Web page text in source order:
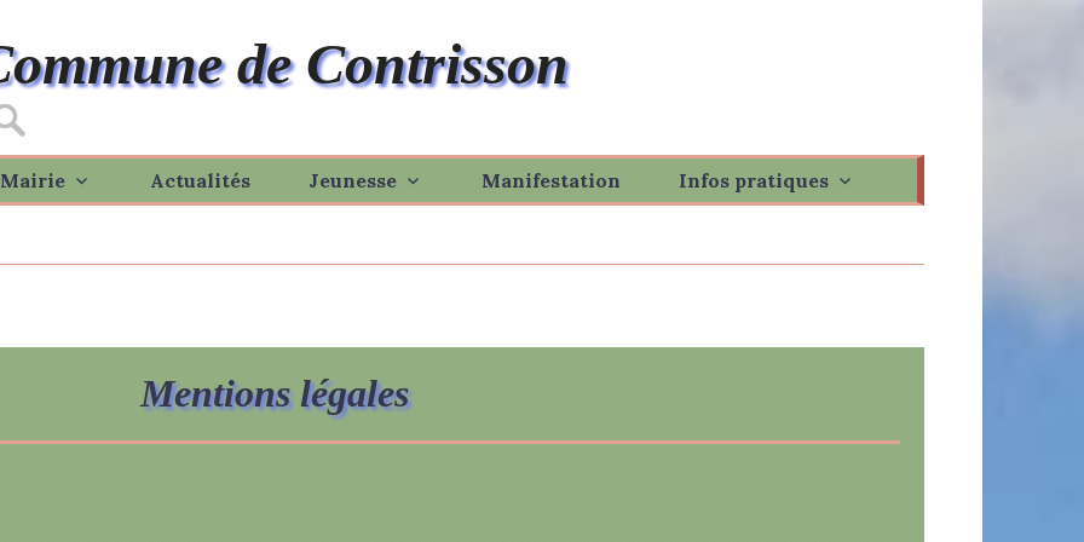
de Contrisson
Mairie Actualités Jeunesse Manifestation Infos pratiques
Mentions légales